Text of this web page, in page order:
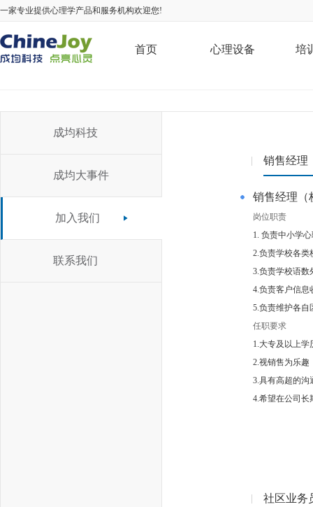
一家专业提供心理学产品和服务机构欢迎您!
首页 心理设备 培
成均科技
成均大事件
加入我们
联系我们
销售经理
销售经理（
岗位职责
1. 负责中小学
2.负责学校各类
3.负责学校语数
4.负责客户信息
5.负责维护各自
任职要求
1.大专及以上
2.视销售为乐趣
3.具有高超的沟
4.希望在公司长
社区业务